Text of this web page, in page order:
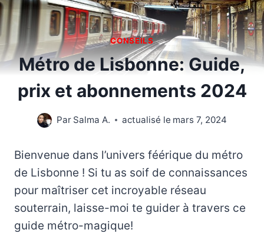
CONSEILS
Métro de Lisbonne: Guide,
prix et abonnements 2024
Par Salma A. actualisé le mars 7, 2024
Bienvenue dans l’univers féérique du métro
de Lisbonne ! Si tu as soif de connaissances
pour maîtriser cet incroyable réseau
souterrain, laisse-moi te guider à travers ce
guide métro-magique!